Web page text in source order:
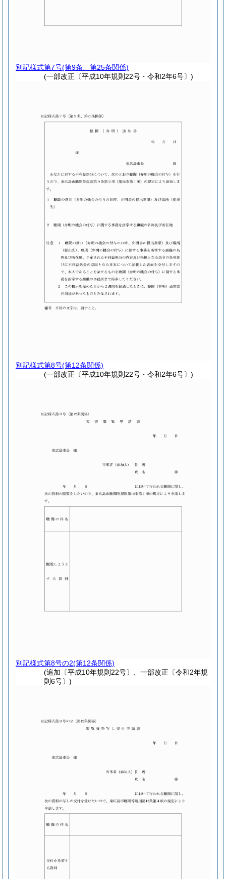
別記様式第7号(第9条、第25条関係)
(一部改正〔平成10年規則22号・令和2年6号〕)
別記様式第8号(第12条関係)
(一部改正〔平成10年規則22号・令和2年6号〕)
別記様式第8号の2(第12条関係)
(追加〔平成10年規則22号〕、一部改正〔令和2年規
則6号〕)